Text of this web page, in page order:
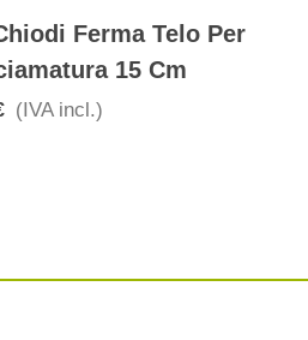
Ferma Telo Per
15 Cm
(IVA incl.)